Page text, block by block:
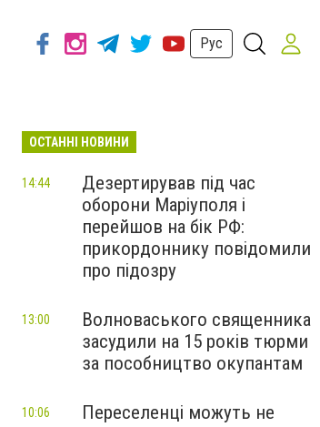
Рус
ОСТАННІ НОВИНИ
Дезертирував під час
оборони Маріуполя і
перейшов на бік РФ:
прикордоннику повідомили
про підозру
14:44
Волноваського священника
засудили на 15 років тюрми
за пособництво окупантам
13:00
Переселенці можуть не
10:06